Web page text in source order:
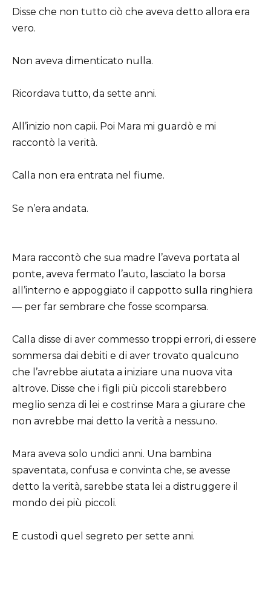
Disse che non tutto ciò che aveva detto allora era
vero.
Non aveva dimenticato nulla.
Ricordava tutto, da sette anni.
All’inizio non capii. Poi Mara mi guardò e mi
raccontò la verità.
Calla non era entrata nel fiume.
Se n’era andata.
Mara raccontò che sua madre l’aveva portata al
ponte, aveva fermato l’auto, lasciato la borsa
all’interno e appoggiato il cappotto sulla ringhiera
— per far sembrare che fosse scomparsa.
Calla disse di aver commesso troppi errori, di essere
sommersa dai debiti e di aver trovato qualcuno
che l’avrebbe aiutata a iniziare una nuova vita
altrove. Disse che i figli più piccoli starebbero
meglio senza di lei e costrinse Mara a giurare che
non avrebbe mai detto la verità a nessuno.
Mara aveva solo undici anni. Una bambina
spaventata, confusa e convinta che, se avesse
detto la verità, sarebbe stata lei a distruggere il
mondo dei più piccoli.
E custodì quel segreto per sette anni.